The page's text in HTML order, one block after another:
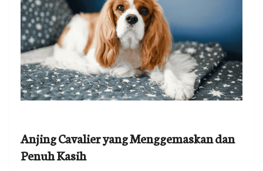
Anjing Cavalier yang Menggemaskan dan
Penuh Kasih